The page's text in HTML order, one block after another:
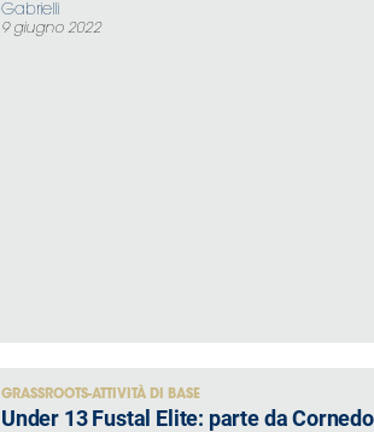
Gabrielli
9 giugno 2022
GRASSROOTS-ATTIVITÀ DI BASE
Under 13 Fustal Elite: parte da